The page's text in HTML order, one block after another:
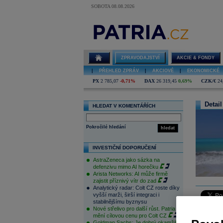
SOBOTA 08.08.2026
ZPRAVODAJSTVÍ AKCIE & FONDY
PŘEHLED ZPRÁV AKCIOVÉ EKONOMICKÉ
PX 2 785,07 -0,71% DAX 26 319,45 0,69% CZK/€
HLEDAT V KOMENTÁŘÍCH
hledat
Pokročilé hledání
INVESTIČNÍ DOPORUČENÍ
AstraZeneca jako sázka na
defenzivu mimo AI horečku
Arista Networks: AI může firmě
zajistit příznivý vítr do zad
Analytický radar: Colt CZ roste díky
vyšší marži, širší integraci i
stabilnějšímu byznysu
Nové střelivo pro další růst. Patria
mění cílovou cenu pro Colt CZ